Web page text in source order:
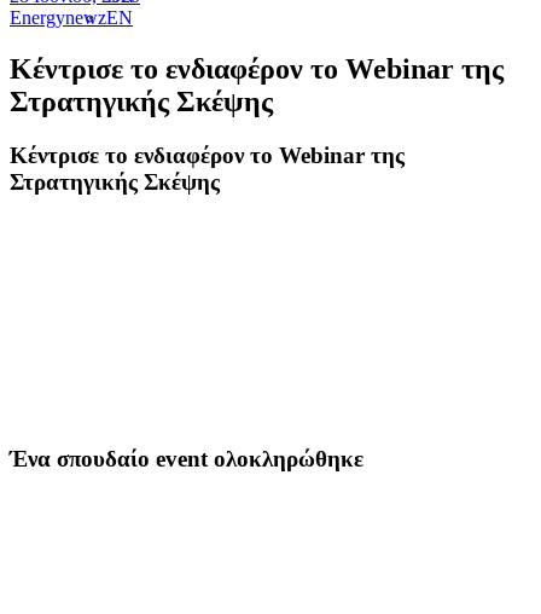
EN
Energynewz
Κέντρισε το ενδιαφέρον το Webinar της
Στρατηγικής Σκέψης
Κέντρισε το ενδιαφέρον το Webinar της
Στρατηγικής Σκέψης
Ένα σπουδαίο event ολοκληρώθηκε